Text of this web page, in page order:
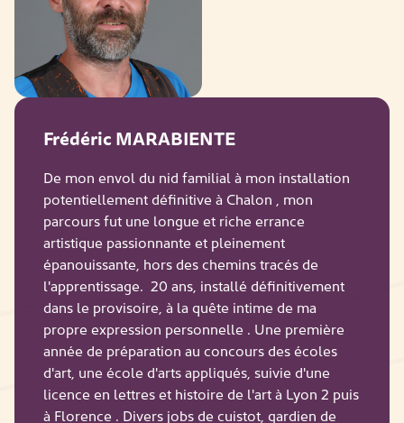
Frédéric MARABIENTE
De mon envol du nid familial à mon installation
potentiellement définitive à Chalon , mon
parcours fut une longue et riche errance
artistique passionnante et pleinement
épanouissante, hors des chemins tracés de
l'apprentissage. 20 ans, installé définitivement
dans le provisoire, à la quête intime de ma
propre expression personnelle . Une première
année de préparation au concours des écoles
d'art, une école d'arts appliqués, suivie d'une
licence en lettres et histoire de l'art à Lyon 2 puis
à Florence . Divers jobs de cuistot, gardien de